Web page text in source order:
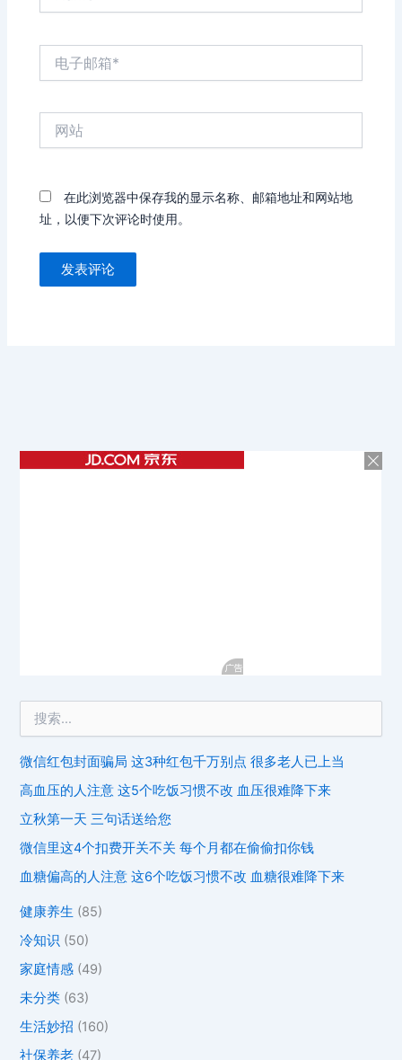
在此浏览器中保存我的显示名称、邮箱地址和网站地
址，以便下次评论时使用。
微信红包封面骗局 这3种红包千万别点 很多老人已上当
高血压的人注意 这5个吃饭习惯不改 血压很难降下来
立秋第一天 三句话送给您
微信里这4个扣费开关不关 每个月都在偷偷扣你钱
血糖偏高的人注意 这6个吃饭习惯不改 血糖很难降下来
健康养生 (85)
冷知识 (50)
家庭情感 (49)
未分类 (63)
生活妙招 (160)
社保养老 (47)